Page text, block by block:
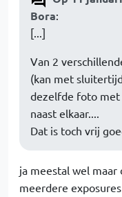
Bora:
[...]
Van 2
(kan met
dezelfde foto met
naast elkaar....
Dat is toch vrij
ja meestal wel maar
meerdere